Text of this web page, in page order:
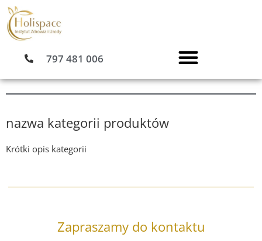
Przejdź
do
treści
797 481 006
nazwa kategorii produktów
Krótki opis kategorii
Zapraszamy do kontaktu